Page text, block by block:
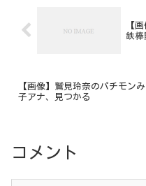
【
鉄棒
【画像】鷲見玲奈のパチモン
子アナ、見つかる
コメント